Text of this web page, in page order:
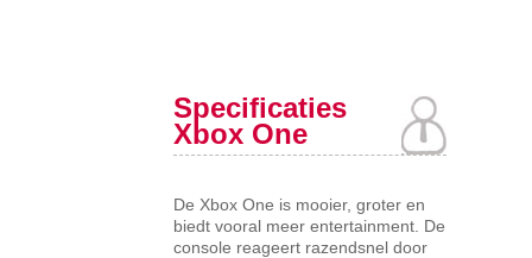
Specificaties
Xbox One
De Xbox One is mooier, groter en
biedt vooral meer entertainment. De
console reageert razendsnel door